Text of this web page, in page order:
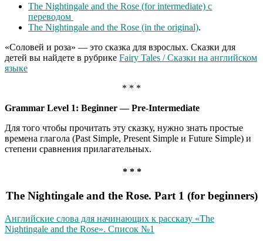
The Nightingale and the Rose (for intermediate) с
переводом
The Nightingale and the Rose (in the original).
«Соловей и роза» — это сказка для взрослых. Сказки для
детей вы найдете в рубрике Fairy Tales / Сказки на английском
языке
* * *
Grammar Level 1: Beginner — Pre-Intermediate
Для того чтобы прочитать эту сказку, нужно знать простые
времена глагола (Past Simple, Present Simple и Future Simple) и
степени сравнения прилагательных.
* * *
The Nightingale and the Rose. Part 1 (for beginners)
Английские слова для начинающих к рассказу «The
Nightingale and the Rose». Список №1